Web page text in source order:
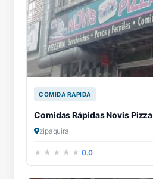
COMIDA RAPIDA
Comidas Rápidas Novis Pizza
zipaquira
0.0